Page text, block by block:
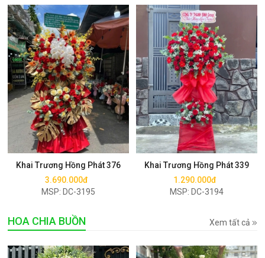
Khai Trương Hồng Phát 376
3.690.000đ
MSP: DC-3195
Mua ngay
Khai Trương Hồng Phát 339
1.290.000đ
MSP: DC-3194
Mua ngay
HOA CHIA BUỒN Xem tất cả